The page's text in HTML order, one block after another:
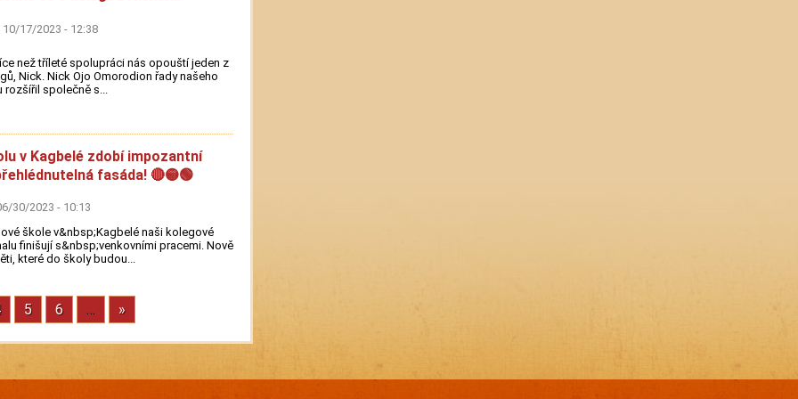
10/17/2023 - 12:38
než tříleté spolupráci nás opouští jeden z
Nick. Nick Ojo Omorodion řady našeho
rozšířil společně s...
v Kagbelé zdobí impozantní
fasáda! 🔴🟡🟢
30/2023 - 10:13
škole v&nbsp;Kagbelé naši kolegové
finišují s&nbsp;venkovními pracemi. Nově
které do školy budou...
Page
5 Page
6 …
Next
page
»